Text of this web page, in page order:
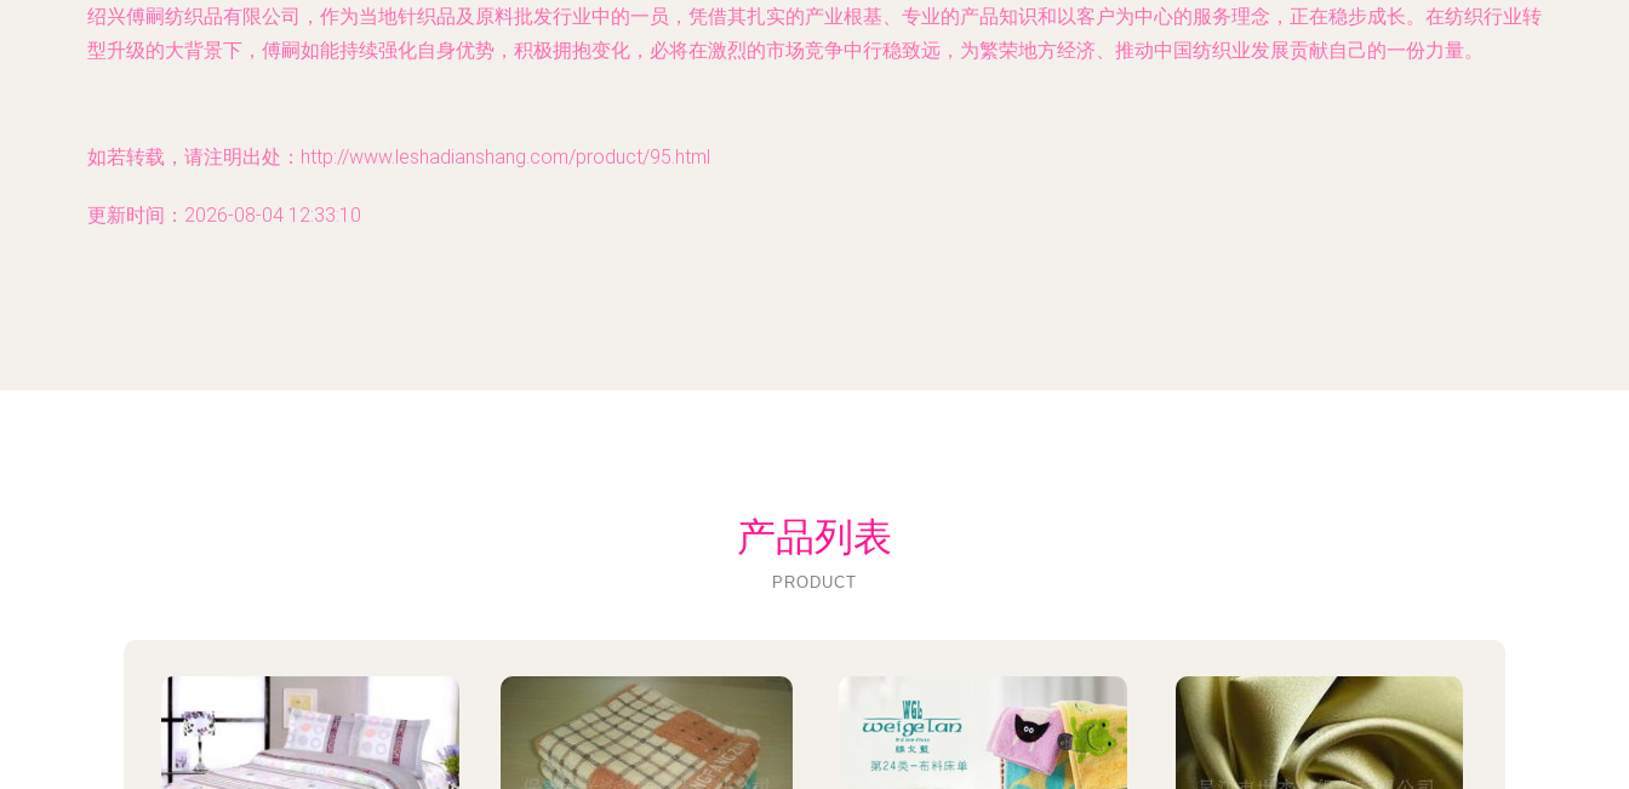
绍兴傅嗣纺织品有限公司，作为当地针织品及原料批发行业中的一员，凭借其扎实的产业根基、专业的产品知识和以客户为中心的服务理念，正在稳步成长。在纺织行业转
型升级的大背景下，傅嗣如能持续强化自身优势，积极拥抱变化，必将在激烈的市场竞争中行稳致远，为繁荣地方经济、推动中国纺织业发展贡献自己的一份力量。
如若转载，请注明出处：http://www.leshadianshang.com/product/95.html
更新时间：2026-08-04 12:33:10
产品列表
PRODUCT